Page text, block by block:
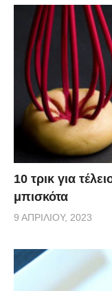
10 τρικ για
μπισκότα
9 ΑΠΡΙΛΊΟΥ, 2023